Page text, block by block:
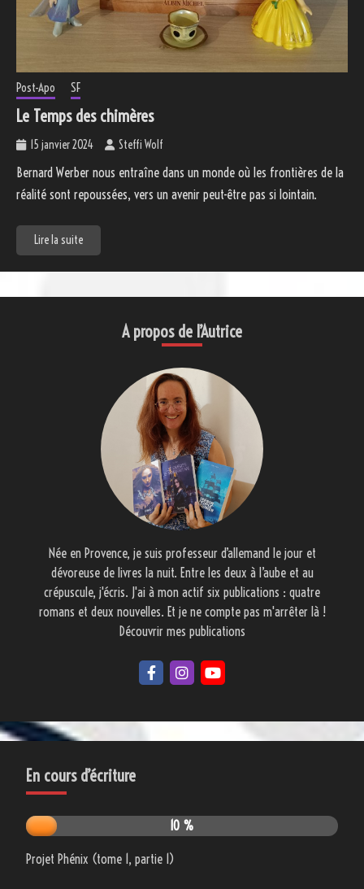
Post-Apo SF
Le Temps des chimères
15 janvier 2024 Steffi Wolf
Bernard Werber nous entraîne dans un monde où les frontières de la
réalité sont repoussées, vers un avenir peut-être pas si lointain.
Lire la suite
A propos de l’Autrice
Née en Provence, je suis professeur d’allemand le jour et
dévoreuse de livres la nuit. Entre les deux à l’aube et au
crépuscule, j'écris. J'ai à mon actif six publications : quatre
romans et deux nouvelles. Et je ne compte pas m'arrêter là !
Découvrir mes publications
En cours d’écriture
10 %
Projet Phénix (tome 1, partie 1)